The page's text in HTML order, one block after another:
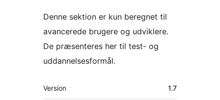
Denne sektion er kun beregnet til
avancerede brugere og udviklere.
De præsenteres her til test- og
uddannelsesformål.
Meta
Version 1.7